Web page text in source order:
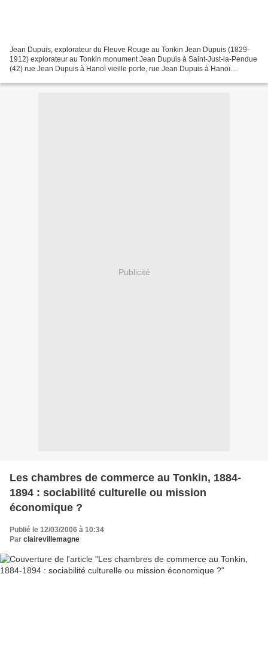
Jean Dupuis, explorateur du Fleuve Rouge au Tonkin Jean Dupuis (1829-
1912) explorateur au Tonkin monument Jean Dupuis à Saint-Just-la-Pendue
(42) rue Jean Dupuis à Hanoï vieille porte, rue Jean Dupuis à Hanoï
Publicité
Les chambres de commerce au Tonkin, 1884-
1894 : sociabilité culturelle ou mission
économique ?
Publié le 12/03/2006 à 10:34
Par clairevillemagne